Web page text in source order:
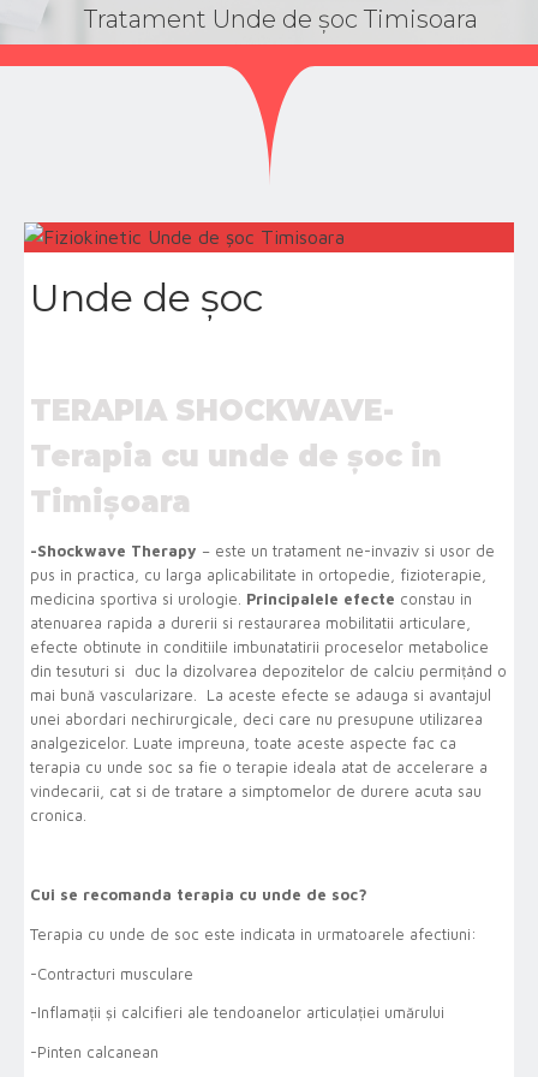
Tratament Unde de șoc Timisoara
Unde de șoc
TERAPIA SHOCKWAVE-
Terapia cu unde de șoc in
Timișoara
-Shockwave Therapy – este un tratament ne-invaziv si usor de
pus in practica, cu larga aplicabilitate in ortopedie, fizioterapie,
medicina sportiva si urologie. Principalele efecte constau in
atenuarea rapida a durerii si restaurarea mobilitatii articulare,
efecte obtinute in conditiile imbunatatirii proceselor metabolice
din tesuturi si duc la dizolvarea depozitelor de calciu permițând o
mai bună vascularizare. La aceste efecte se adauga si avantajul
unei abordari nechirurgicale, deci care nu presupune utilizarea
analgezicelor. Luate impreuna, toate aceste aspecte fac ca
terapia cu unde soc sa fie o terapie ideala atat de accelerare a
vindecarii, cat si de tratare a simptomelor de durere acuta sau
cronica.
Cui se recomanda terapia cu unde de soc?
Terapia cu unde de soc este indicata in urmatoarele afectiuni:
-Contracturi musculare
-Inflamații și calcifieri ale tendoanelor articulației umărului
-Pinten calcanean